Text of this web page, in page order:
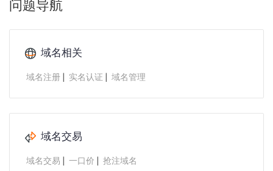
问题导航
域名相关
域名注册 | 实名认证 | 域名管理
域名交易
域名交易 | 一口价 | 抢注域名